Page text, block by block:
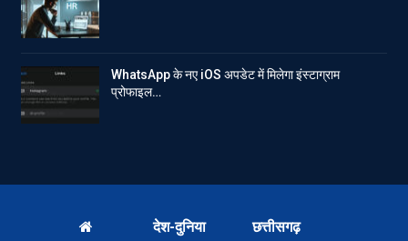
WhatsApp के नए iOS अपडेट में मिलेगा इंस्टाग्राम
प्रोफाइल…
देश-दुनिया छत्तीसगढ़